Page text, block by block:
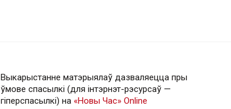
Выкарыстанне матэрыялаў дазваляецца пры
ўмове спасылкі (для інтэрнэт-рэсурсаў —
гiперспасылкi) на «Новы Час» Online